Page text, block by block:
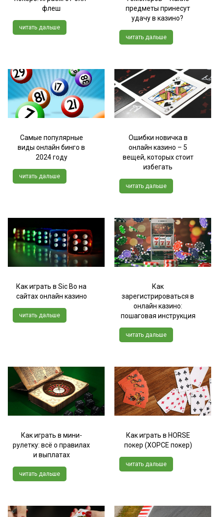
флеш
читать дальше
предметы принесут
удачу в казино?
читать дальше
Самые популярные
виды онлайн бинго в
2024 году
читать дальше
Ошибки новичка в
онлайн казино – 5
вещей, которых стоит
избегать
читать дальше
Как играть в Sic Bo на
сайтах онлайн казино
читать дальше
Как
зарегистрироваться в
онлайн казино:
пошаговая инструкция
читать дальше
Как играть в мини-
рулетку: всё о правилах
и выплатах
читать дальше
Как играть в HORSE
покер (ХОРСЕ покер)
читать дальше